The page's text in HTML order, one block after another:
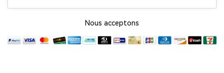
Nous acceptons